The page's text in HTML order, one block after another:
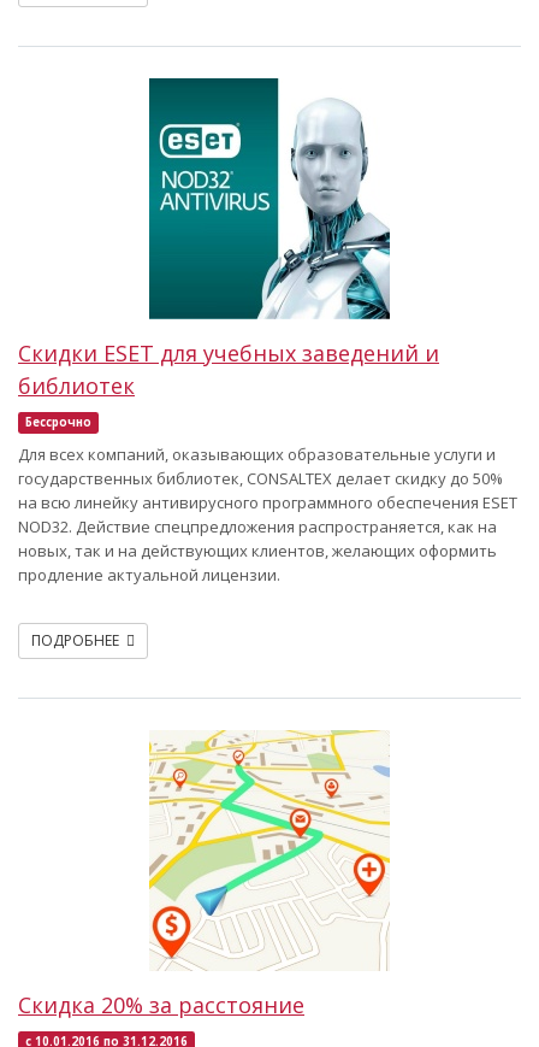
Скидки ESET для учебных заведений и
библиотек
Бессрочно
Для всех компаний, оказывающих образовательные услуги и
государственных библиотек, CONSALTEX делает скидку до 50%
на всю линейку антивирусного программного обеспечения ESET
NOD32. Действие спецпредложения распространяется, как на
новых, так и на действующих клиентов, желающих оформить
продление актуальной лицензии.
ПОДРОБНЕЕ
Скидка 20% за расстояние
с 10.01.2016 по 31.12.2016